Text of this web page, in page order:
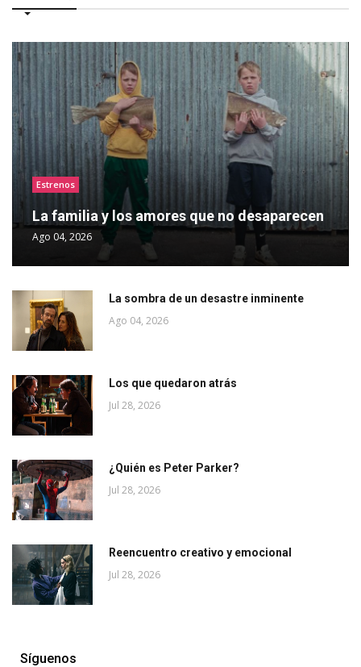
Estrenos
La familia y los amores que no desaparecen
Ago 04, 2026
La sombra de un desastre inminente
Ago 04, 2026
Los que quedaron atrás
Jul 28, 2026
¿Quién es Peter Parker?
Jul 28, 2026
Reencuentro creativo y emocional
Jul 28, 2026
Síguenos